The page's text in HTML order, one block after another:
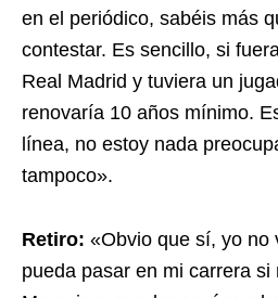
en el periódico, sabéis más
contestar. Es sencillo, si
Real Madrid y tuviera un
renovaría 10 años mínimo.
línea, no estoy nada
tampoco».
Retiro: «Obvio que sí, yo no
pueda pasar en mi carrera